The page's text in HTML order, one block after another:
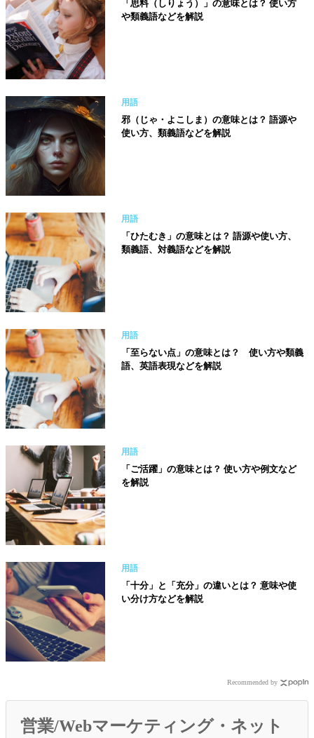
「思料（しりょう）」の意味とは？ 使い方
や類義語などを解説
用語
邪（じゃ・よこしま）の意味とは？ 語源や
使い方、類義語などを解説
用語
「ひたむき」の意味とは？ 語源や使い方、
類義語、対義語などを解説
用語
「至らない点」の意味とは？ 使い方や類義
語、英語表現などを解説
用語
「ご活躍」の意味とは？ 使い方や例文など
を解説
用語
「十分」と「充分」の違いとは？ 意味や使
い分け方などを解説
Recommended by
営業/Webマーケティング・ネット